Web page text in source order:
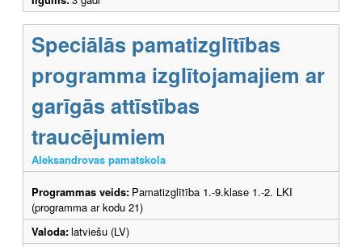
Speciālās pamatizglītības
programma izglītojamajiem ar
garīgās attīstības
traucējumiem
Aleksandrovas pamatskola
Programmas veids: Pamatizglītība 1.-9.klase 1.-2. LKI
(programma ar kodu 21)
Valoda:latviešu (LV)